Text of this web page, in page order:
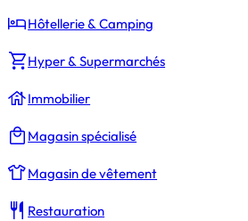
Hôtellerie & Camping
Hyper & Supermarchés
Immobilier
Magasin spécialisé
Magasin de vêtement
Restauration